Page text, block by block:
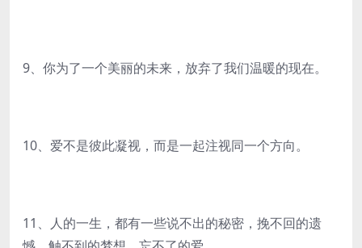
9、你为了一个美丽的未来，放弃了我们温暖的现在。
10、爱不是彼此凝视，而是一起注视同一个方向。
11、人的一生，都有一些说不出的秘密，挽不回的遗